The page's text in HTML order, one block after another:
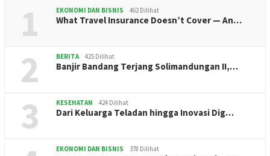
1 EKONOMI DAN BISNIS 462 Dilihat
What Travel Insurance Doesn’t Cover — An…
2 BERITA 425 Dilihat
Banjir Bandang Terjang Solimandungan II,…
3 KESEHATAN 424 Dilihat
Dari Keluarga Teladan hingga Inovasi Dig…
EKONOMI DAN BISNIS 378 Dilihat